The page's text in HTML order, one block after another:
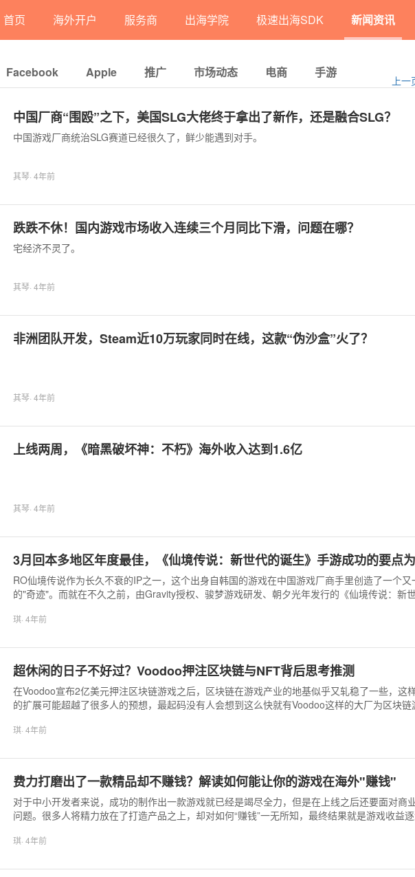
首页 海外开户 服务商 出海学院 极速出海SDK 新闻资讯
Facebook Apple 推广 市场动态 电商 手游
上一
中国厂商“围殴”之下，美国SLG大佬终于拿出了新作，还是融合SLG？
中国游戏厂商统治SLG赛道已经很久了，鲜少能遇到对手。
其琴· 4年前
跌跌不休！国内游戏市场收入连续三个月同比下滑，问题在哪？
宅经济不灵了。
其琴· 4年前
非洲团队开发，Steam近10万玩家同时在线，这款“伪沙盒”火了？
其琴· 4年前
上线两周，《暗黑破坏神：不朽》海外收入达到1.6亿
其琴· 4年前
3月回本多地区年度最佳，《仙境传说：新世代的诞生》手游成功的要点为
RO仙境传说作为长久不衰的IP之一，这个出身自韩国的游戏在中国游戏厂商手里创造了一个又
的"奇迹"。而就在不久之前，由Gravity授权、骏梦游戏研发、朝夕光年发行的《仙境传说：新
戏，以及新加坡、菲律宾、马来西亚、泰国、印尼等地区最佳游戏殊荣，打败了《英雄联盟手游
琪· 4年前
超休闲的日子不好过？Voodoo押注区块链与NFT背后思考推测
在Voodoo宣布2亿美元押注区块链游戏之后，区块链在游戏产业的地基似乎又轧稳了一些，这
的扩展可能超越了很多人的预想，最起码没有人会想到这么快就有Voodoo这样的大厂为区块链
琪· 4年前
费力打磨出了一款精品却不赚钱？解读如何能让你的游戏在海外"赚钱"
对于中小开发者来说，成功的制作出一款游戏就已经是竭尽全力，但是在上线之后还要面对商
问题。很多人将精力放在了打造产品之上，却对如何“赚钱”一无所知，最终结果就是游戏收益
新接触出海的小伙伴有所帮助。
琪· 4年前